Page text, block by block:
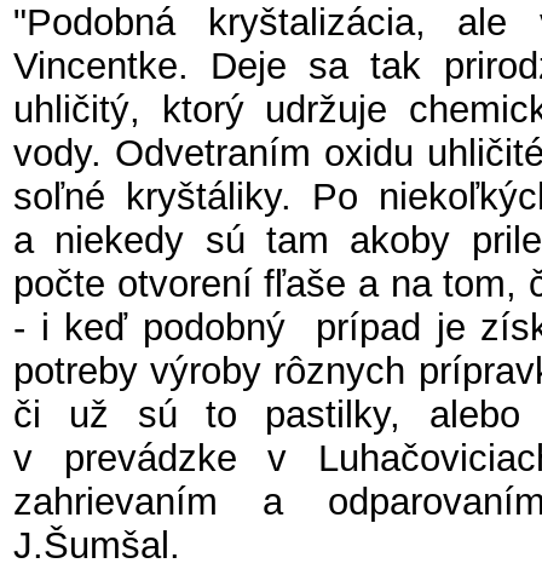
"Podobná kryštalizácia,
Vincentke. Deje sa tak
uhličitý, ktorý udržuje
vody. Odvetraním oxidu
soľné kryštáliky. Po
a niekedy sú tam akoby
počte otvorení fľaše a na tom,
- i keď podobný prípad je
potreby výroby rôznych
či už sú to pastilky, alebo
v prevádzke v
zahrievaním a
J.Šumšal.